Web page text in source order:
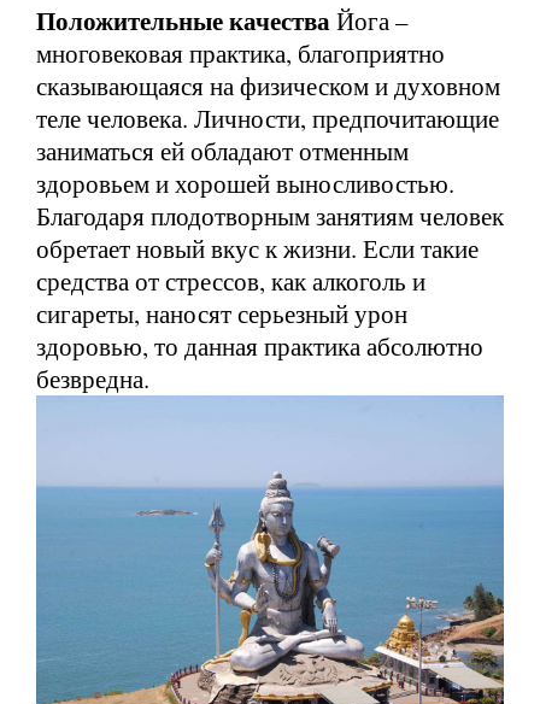
Положительные качестваЙога –
многовековая практика, благоприятно
сказывающаяся на физическом и духовном
теле человека. Личности, предпочитающие
заниматься ей обладают отменным
здоровьем и хорошей выносливостью.
Благодаря плодотворным занятиям человек
обретает новый вкус к жизни. Если такие
средства от стрессов, как алкоголь и
сигареты, наносят серьезный урон
здоровью, то данная практика абсолютно
безвредна.